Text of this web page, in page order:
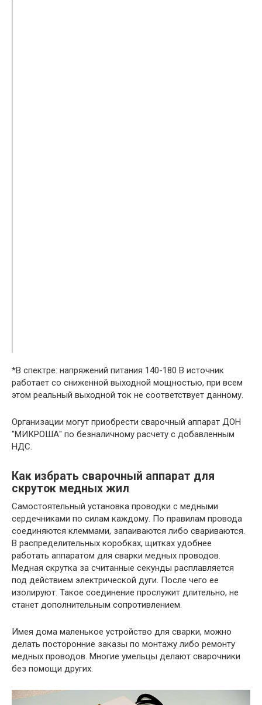
*В спектре: напряжений питания 140-180 В источник
работает со сниженной выходной мощностью, при всем
этом реальный выходной ток не соответствует данному.
​Организации могут приобрести сварочный аппарат ДОН
"МИКРОША" по безналичному расчету с добавленным
НДС.
Как избрать сварочный аппарат для
скруток медных жил
Самостоятельный установка проводки с медными
сердечниками по силам каждому. По правилам провода
соединяются клеммами, запаиваются либо свариваются.
В распределительных коробках, щитках удобнее
работать аппаратом для сварки медных проводов.
Медная скрутка за считанные секунды расплавляется
под действием электрической дуги. После чего ее
изолируют. Такое соединение прослужит длительно, не
станет дополнительным сопротивлением.
Имея дома маленькое устройство для сварки, можно
делать посторонние заказы по монтажу либо ремонту
медных проводов. Многие умельцы делают сварочники
без помощи других.